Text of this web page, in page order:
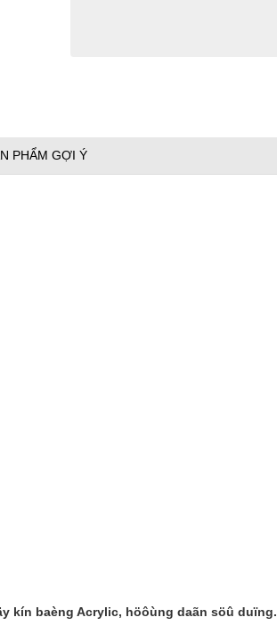
PHẨM GỢI Ý
kín baèng Acrylic, höôùng daãn söû duïng.